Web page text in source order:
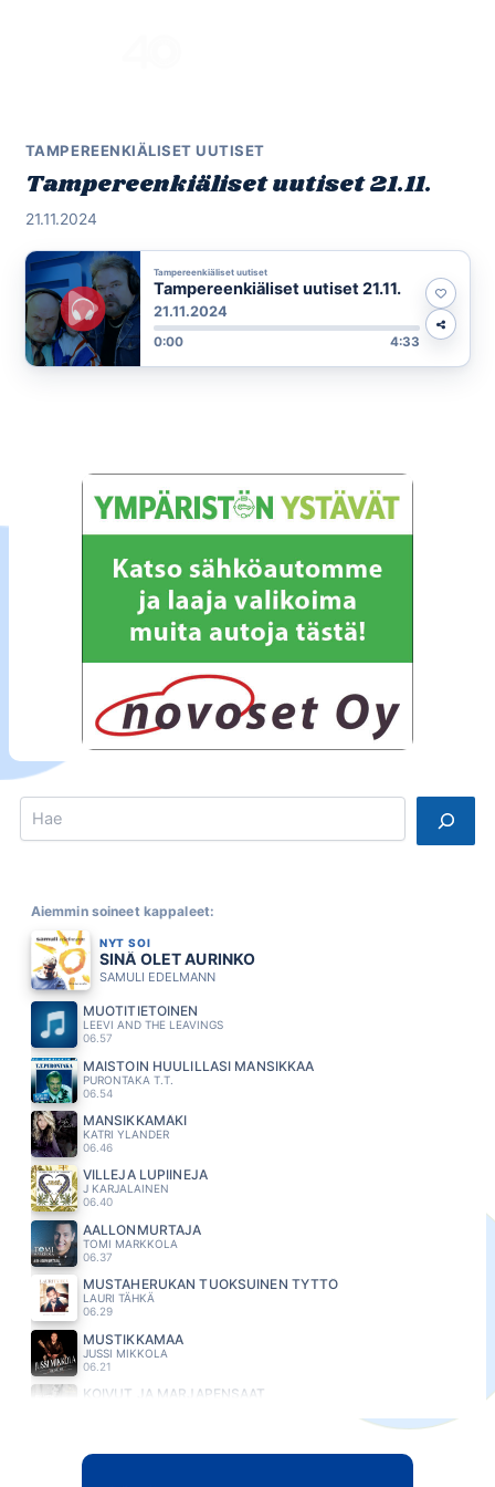
TAMPEREENKIÄLISET UUTISET
Tampereenkiäliset uutiset 21.11.
21.11.2024
Tampereenkiäliset uutiset
Tampereenkiäliset uutiset 21.11.
21.11.2024
0:00 4:33
Search
Aiemmin soineet kappaleet:
NYT SOI
SINÄ OLET AURINKO
SAMULI EDELMANN
MUOTITIETOINEN
LEEVI AND THE LEAVINGS
06.57
MAISTOIN HUULILLASI MANSIKKAA
PURONTAKA T.T.
06.54
MANSIKKAMÄKI
KATRI YLANDER
06.46
VILLEJA LUPIINEJA
J KARJALAINEN
06.40
AALLONMURTAJA
TOMI MARKKOLA
06.37
MUSTAHERUKAN TUOKSUINEN TYTTÖ
LAURI TÄHKÄ
06.29
MUSTIKKAMAA
JUSSI MIKKOLA
06.21
KOIVUT JA MARJAPENSAAT
HURMA